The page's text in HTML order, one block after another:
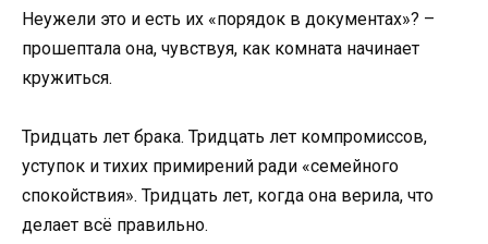
Неужели это и есть их «порядок в документах»? –
прошептала она, чувствуя, как комната начинает
кружиться.
Тридцать лет брака. Тридцать лет компромиссов,
уступок и тихих примирений ради «семейного
спокойствия». Тридцать лет, когда она верила, что
делает всё правильно.